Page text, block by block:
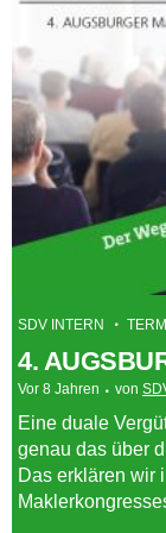
SDV INTERN
4.
Vor 8 Jahren von
Eine duale
genau das über
Das erklären wir